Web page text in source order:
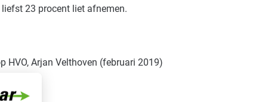
23 procent liet afnemen.
HVO, Arjan Velthoven (februari 2019)